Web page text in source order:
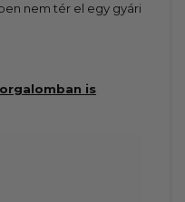
nem tér el egy gyári
is